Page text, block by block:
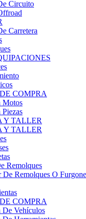
Carretera
COMPRA
Motos
Y TALLER
Y TALLER
Remolques
Remolques O Furgones
COMPRA
De Vehículos
Herramientas